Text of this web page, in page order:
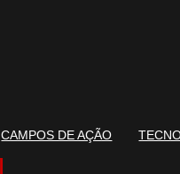
CAMPOS DE AÇÃO